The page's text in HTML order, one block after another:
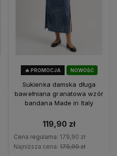
NOWOŚĆ
🔥 PROMOCJA
Sukienka damska długa
bawełniana granatowa wzór
bandana Made in Italy
119,90 zł
Cena regularna: 179,90 zł
Najniższa cena: 179,90 zł